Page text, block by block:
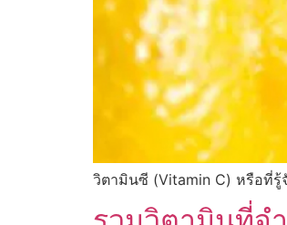
วิตามินซี (Vitamin C) หรือที่